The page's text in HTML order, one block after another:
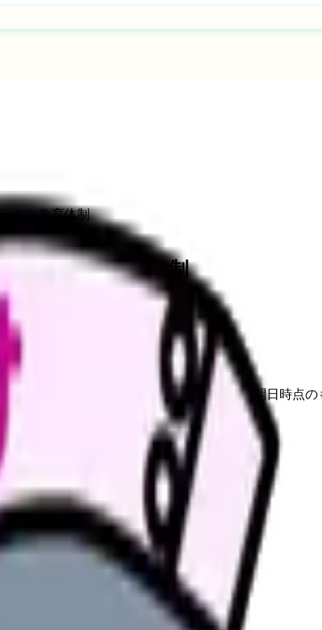
ルと教育体制
ンコールと教育体制
わせ導線を設置しています。掲載情報は公開日時点